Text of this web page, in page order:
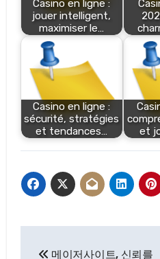
Casino en ligne :
jouer intelligent,
maximiser le…
Casino en ligne :
sécurité, stratégies
et tendances…
et
메이저사이트, 신뢰를